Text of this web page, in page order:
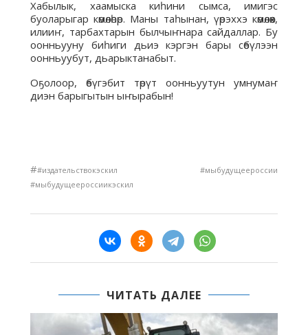
Хабылык, хаамыска киһини сымса, имигэс
буоларыгар көмөлөһөр. Маны таһынан, үөрэххэ көмөлөөх,
илииҥ, тарбахтарын былчыҥнара сайдаллар. Бу
оонньууну биһиги дьиэ кэргэн бары сөбүлээн
оонньуубут, дьарыктанабыт.
Оҕолоор, өбүгэбит төрүт оонньуутун умнумаҥ
диэн барыгытын ыҥырабын!
##издательствокэскил #мыбудущеероссии
#мыбудущеероссиикэскил
ЧИТАТЬ ДАЛЕЕ